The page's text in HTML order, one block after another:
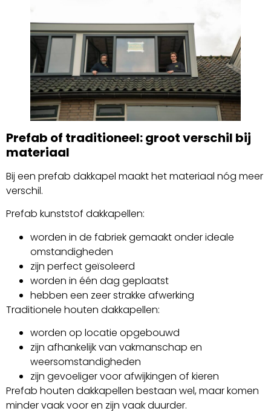
Prefab of traditioneel: groot verschil bij
materiaal
Bij een prefab dakkapel maakt het materiaal nóg meer
verschil.
Prefab kunststof dakkapellen:
worden in de fabriek gemaakt onder ideale
omstandigheden
zijn perfect geïsoleerd
worden in één dag geplaatst
hebben een zeer strakke afwerking
Traditionele houten dakkapellen:
worden op locatie opgebouwd
zijn afhankelijk van vakmanschap en
weersomstandigheden
zijn gevoeliger voor afwijkingen of kieren
Prefab houten dakkapellen bestaan wel, maar komen
minder vaak voor en zijn vaak duurder.